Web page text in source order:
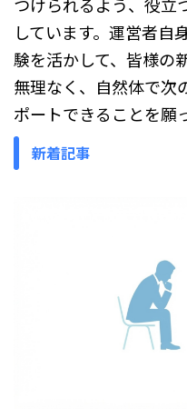
しています。運営者自
験を活かして、皆様の
無理なく、自然体で次
ポートできることを願
新着記事